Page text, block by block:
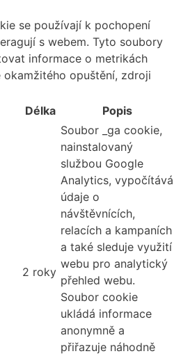
se používají k pochopení
s webem. Tyto soubory
informace o metrikách
opuštění, zdroji
Délka Popis
2 roky
Soubor _ga cookie,
nainstalovaný
službou Google
Analytics, vypočítává
údaje o
návštěvnících,
relacích a kampaních
a také sleduje využití
webu pro analytický
přehled webu.
Soubor cookie
ukládá informace
anonymně a
přiřazuje náhodně